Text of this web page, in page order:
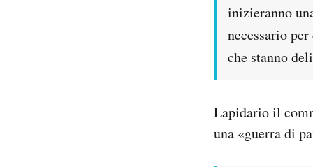
inizieranno
necessario
che stanno
Lapidario il
una «guerra di